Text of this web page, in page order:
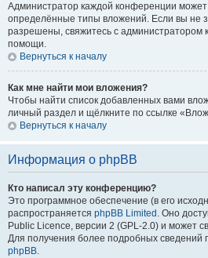
Администратор каждой конференции
определённые типы вложений. Если вы не
разрешены, свяжитесь с администратором
помощи.
Вернуться к началу
Как мне найти мои вложения?
Чтобы найти список добавленных вами
личный раздел и щёлкните по ссылке
Вернуться к началу
Информация о phpBB
Кто написал эту конференцию?
Это программное обеспечение (в его
распространяется phpBB Limited . Оно
Public Licence, версии 2 (GPL-2.0) и может
Для получения более подробных сведений
phpBB.